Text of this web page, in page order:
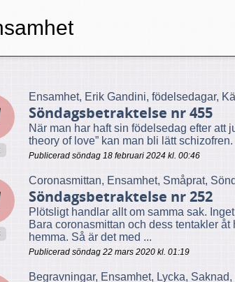
Ensamhet, Erik Gandini, födelsedagar,
Söndagsbetraktelse nr 455
När man har haft sin födelsedag efter att
theory of love” kan man bli lätt
Publicerad söndag 18 februari 2024 kl. 00:46
Coronasmittan, Ensamhet, Småprat,
Söndagsbetraktelse nr 252
Plötsligt handlar allt om samma sak.
Bara coronasmittan och dess tentakler
hemma. Så är det med ...
Publicerad söndag 22 mars 2020 kl. 01:19
Begravningar, Ensamhet, Lycka,